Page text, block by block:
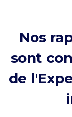
Nos
sont
de